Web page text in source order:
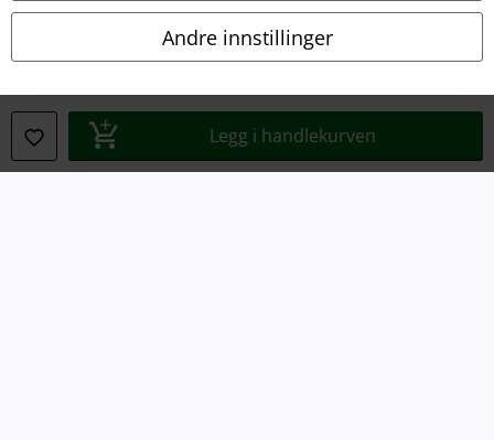
Andre innstillinger
Legg i handlekurven
Avfallshåndtering og miljøbeskyttelse
Samsvarserklæring
Innstillinger for cookies
Angre bestilling